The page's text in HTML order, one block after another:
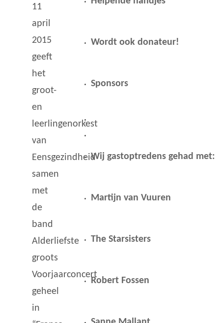
11
april
2015
geeft
het
groot-
en
leerlingenorkest
van
Eensgezindheid
samen
met
de
band
Alderliefste
groots
Voorjaarconcert
geheel
in
Wordt ook donateur!
Sponsors
Wij gastoptredens gehad met:
Martijn van Vuuren
The Starsisters
Robert Fossen